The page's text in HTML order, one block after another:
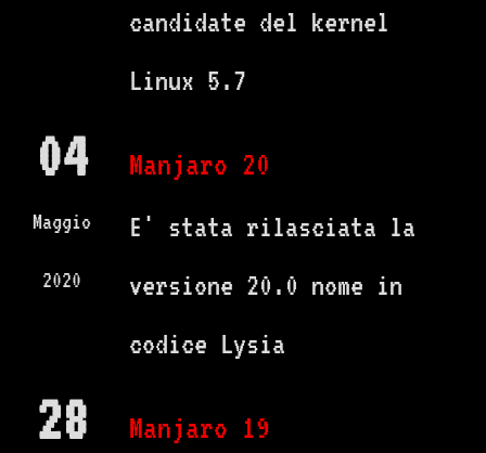
candidate del kernel
Linux 5.7
04
Maggio
2020
Manjaro 20
E' stata rilasciata la
versione 20.0 nome in
codice Lysia
28 Manjaro 19